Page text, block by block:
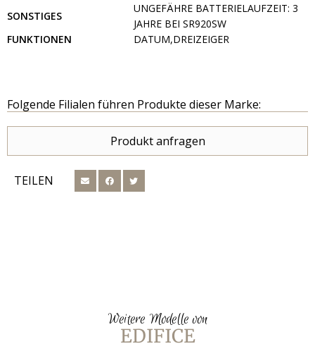
SONSTIGES
UNGEFÄHRE BATTERIELAUFZEIT: 3
JAHRE BEI SR920SW
FUNKTIONEN
DATUM,DREIZEIGER
Folgende Filialen führen Produkte dieser Marke:
Produkt anfragen
TEILEN
Weitere Modelle von
EDIFICE